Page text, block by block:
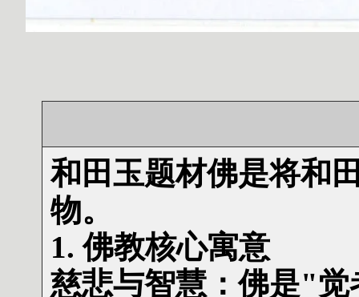
和田玉题材佛是将和
物。
1. 佛教核心寓意
慈悲与智慧：佛是"